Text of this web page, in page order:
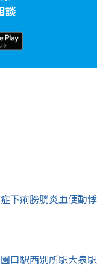
談
下痢膀胱炎血便動悸
口駅西別所駅大泉駅